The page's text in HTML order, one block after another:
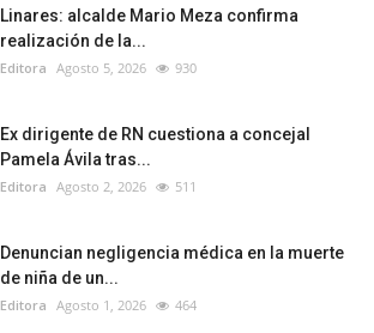
Linares: alcalde Mario Meza confirma
realización de la...
Editora Agosto 5, 2026 930
Ex dirigente de RN cuestiona a concejal
Pamela Ávila tras...
Editora Agosto 2, 2026 511
Denuncian negligencia médica en la muerte
de niña de un...
Editora Agosto 1, 2026 464